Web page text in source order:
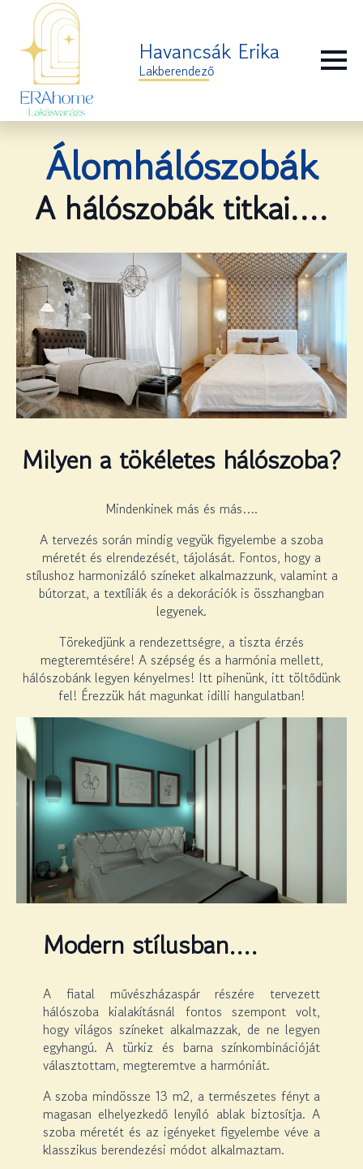
Havancsák Erika
Lakberendező
Álomhálószobák
A hálószobák titkai….
Milyen a tökéletes hálószoba?
Mindenkinek más és más….
A tervezés során mindig vegyük figyelembe a szoba
méretét és elrendezését, tájolását. Fontos, hogy a
stílushoz harmonizáló színeket alkalmazzunk, valamint a
bútorzat, a textíliák és a dekorációk is összhangban
legyenek.
Törekedjünk a rendezettségre, a tiszta érzés
megteremtésére! A szépség és a harmónia mellett,
hálószobánk legyen kényelmes! Itt pihenünk, itt töltődünk
fel! Érezzük hát magunkat idilli hangulatban!
Modern stílusban….
A fiatal művészházaspár részére tervezett
hálószoba kialakításnál fontos szempont volt,
hogy világos színeket alkalmazzak, de ne legyen
egyhangú. A türkiz és barna színkombinációját
választottam, megteremtve a harmóniát.
A szoba mindössze 13 m2, a természetes fényt a
magasan elhelyezkedő lenyíló ablak biztosítja. A
szoba méretét és az igényeket figyelembe véve a
klasszikus berendezési módot alkalmaztam.